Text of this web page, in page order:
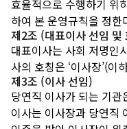
효율적으로 수행하기 위
하여 본 운영규칙을 정한
제2조 (대표이사 선임 및
대표이사는 사회 저명인
사의 호칭은 ‘이사장’(이
제3조 (이사 선임)
당연직 이사가 되는 기
이사는 이사장과 당연직